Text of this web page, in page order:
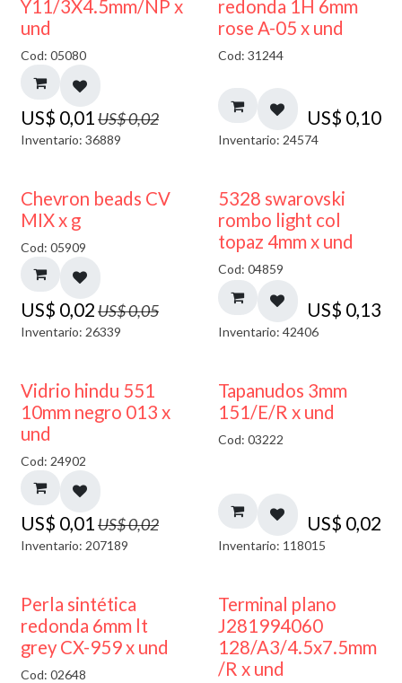
50% DESCUENTO
Y11/3X4.5mm/NP x
und
Cod: 05080
US$ 0,01 US$0,02
Inventario: 36889
redonda 1H 6mm
rose A-05 x und
Cod: 31244
US$ 0,10
Inventario: 24574
50% DESCUENTO
Chevron beads CV
MIX x g
Cod: 05909
US$ 0,02US$0,05
Inventario: 26339
5328 swarovski
rombo light col
topaz 4mm x und
Cod: 04859
US$ 0,13
Inventario: 42406
40% DESCUENTO
Vidrio hindu 551
10mm negro 013 x
und
Cod: 24902
US$ 0,01 US$0,02
Inventario: 207189
Tapanudos 3mm
151/E/R x und
Cod: 03222
US$ 0,02
Inventario: 118015
Perla sintética
redonda 6mm lt
grey CX-959 x und
Cod: 02648
Terminal plano
J281994060
128/A3/4.5x7.5mm
/R x und